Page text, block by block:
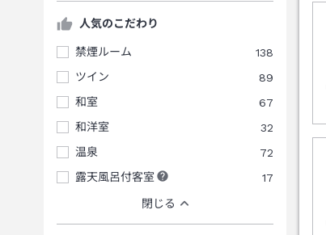
人気のこだわり
禁煙ルーム
138
ツイン
89
和室
67
和洋室
32
温泉
72
露天風呂付客室
17
閉じる